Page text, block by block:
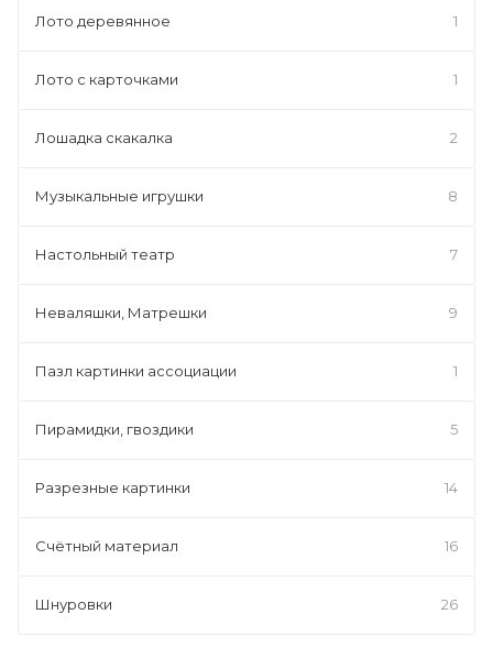
Лото деревянное 1
Лото с карточками 1
Лошадка скакалка 2
Музыкальные игрушки 8
Настольный театр 7
Неваляшки, Матрешки 9
Пазл картинки ассоциации 1
Пирамидки, гвоздики 5
Разрезные картинки 14
Счётный материал 16
Шнуровки 26